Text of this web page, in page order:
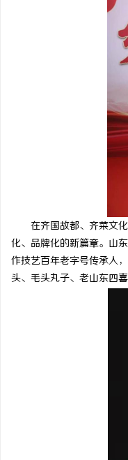
在齐国故都、齐菜文化
化、品牌化的新篇章。山
作技艺百年老字号传承人
头、毛头丸子、老山东四